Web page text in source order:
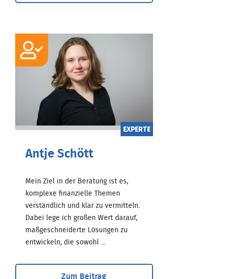
EXPERTE
Antje Schött
Mein Ziel in der Beratung ist es,
komplexe finanzielle Themen
verständlich und klar zu vermitteln.
Dabei lege ich großen Wert darauf,
maßgeschneiderte Lösungen zu
entwickeln, die sowohl ...
Zum Beitrag